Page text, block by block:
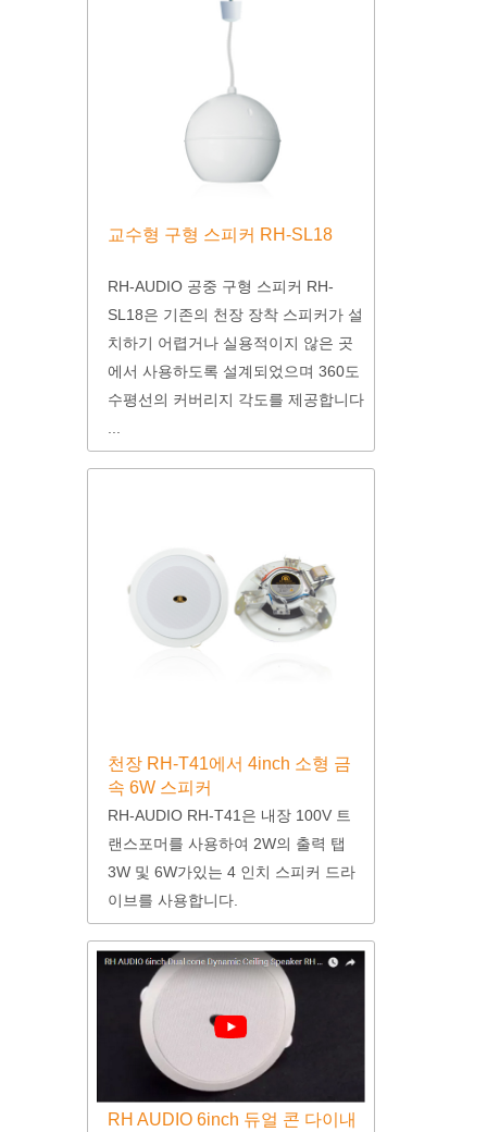
교수형 구형 스피커 RH-SL18
RH-AUDIO 공중 구형 스피커 RH-
SL18은 기존의 천장 장착 스피커가 설
치하기 어렵거나 실용적이지 않은 곳
에서 사용하도록 설계되었으며 360도
수평선의 커버리지 각도를 제공합니다
천장 RH-T41에서 4inch 소형 금
속 6W 스피커
RH-AUDIO RH-T41은 내장 100V 트
랜스포머를 사용하여 2W의 출력 탭
3W 및 6W가있는 4 인치 스피커 드라
이브를 사용합니다.
RH AUDIO 6inch 듀얼 콘 다이내